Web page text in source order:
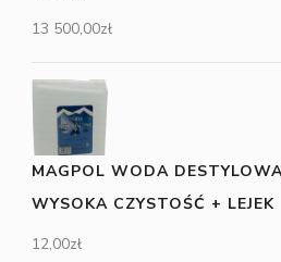
13 500,00zł
MAGPOL WODA
WYSOKA CZYSTOŚĆ + LEJEK
12,00zł